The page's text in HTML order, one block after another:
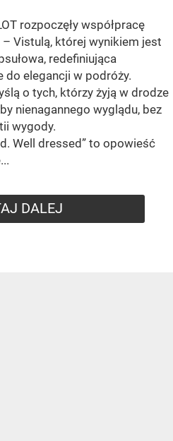
rozpoczęły współpracę
Vistulą, której wynikiem jest
redefiniująca
do elegancji w podróży.
o tych, którzy żyją w drodze
nienagannego wyglądu, bez
wygody.
Well dressed” to opowieść
DALEJ